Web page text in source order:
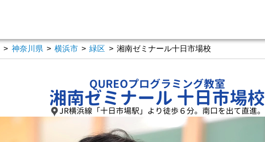
> 神奈川県 > 横浜市 > 緑区 > 湘南ゼミナール十日市場校
QUREOプログラミング教室
湘南ゼミナール 十日市場校
JR横浜線「十日市場駅」より徒歩６分。南口を出て直進。